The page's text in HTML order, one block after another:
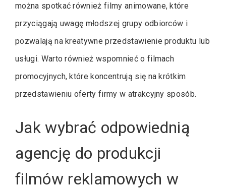
można spotkać również filmy animowane, które
przyciągają uwagę młodszej grupy odbiorców i
pozwalają na kreatywne przedstawienie produktu lub
usługi. Warto również wspomnieć o filmach
promocyjnych, które koncentrują się na krótkim
przedstawieniu oferty firmy w atrakcyjny sposób.
Jak wybrać odpowiednią
agencję do produkcji
filmów reklamowych w